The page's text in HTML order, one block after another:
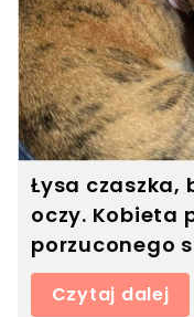
Łysa czaszka,
oczy. Kobieta
porzuconego
Czytaj dalej